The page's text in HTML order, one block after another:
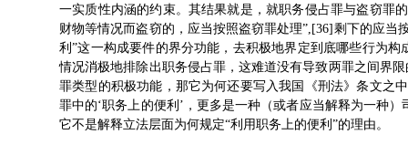
一实质性内涵的约束。其结果就是，就职务侵占罪与盗窃罪
财物等情况而盗窃的，应当按照盗窃罪处理”,[36]剩下的应
利”这一构成要件的界分功能，去积极地界定到底哪些行为
情况消极地排除出职务侵占罪，这难道没有导致两罪之间界
罪类型的积极功能，那它为何还要写入我国《刑法》条文之
罪中的‘职务上的便利’，更多是一种（或者应当解释为一种
它不是解释立法层面为何规定“利用职务上的便利”的理由。